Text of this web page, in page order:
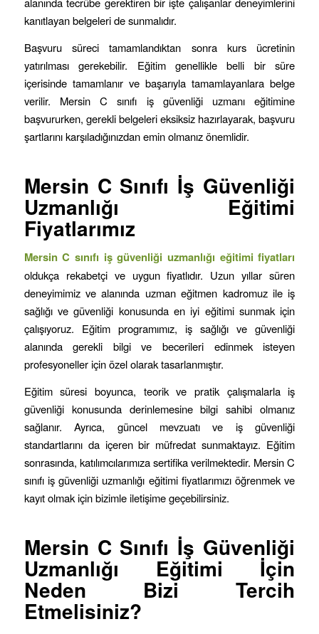
kanıtlayan belgeleri de sunmalıdır.
Başvuru süreci tamamlandıktan sonra kurs ücretinin
yatırılması gerekebilir. Eğitim genellikle belli bir süre
içerisinde tamamlanır ve başarıyla tamamlayanlara belge
verilir. Mersin C sınıfı iş güvenliği uzmanı eğitimine
başvururken, gerekli belgeleri eksiksiz hazırlayarak, başvuru
şartlarını karşıladığınızdan emin olmanız önemlidir.
Mersin C Sınıfı İş Güvenliği
Uzmanlığı Eğitimi
Fiyatlarımız
Mersin C sınıfı iş güvenliği uzmanlığı eğitimi fiyatları
oldukça rekabetçi ve uygun fiyatlıdır. Uzun yıllar süren
deneyimimiz ve alanında uzman eğitmen kadromuz ile iş
sağlığı ve güvenliği konusunda en iyi eğitimi sunmak için
çalışıyoruz. Eğitim programımız, iş sağlığı ve güvenliği
alanında gerekli bilgi ve becerileri edinmek isteyen
profesyoneller için özel olarak tasarlanmıştır.
Eğitim süresi boyunca, teorik ve pratik çalışmalarla iş
güvenliği konusunda derinlemesine bilgi sahibi olmanız
sağlanır. Ayrıca, güncel mevzuatı ve iş güvenliği
standartlarını da içeren bir müfredat sunmaktayız. Eğitim
sonrasında, katılımcılarımıza sertifika verilmektedir. Mersin C
sınıfı iş güvenliği uzmanlığı eğitimi fiyatlarımızı öğrenmek ve
kayıt olmak için bizimle iletişime geçebilirsiniz.
Mersin C Sınıfı İş Güvenliği
Uzmanlığı Eğitimi İçin
Neden Bizi Tercih
Etmelisiniz?